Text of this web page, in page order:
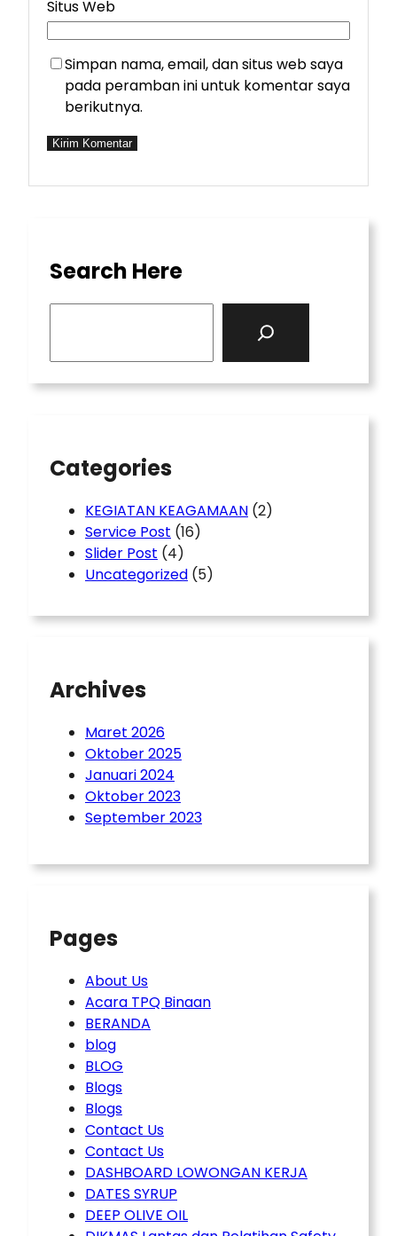
Situs Web
Simpan nama, email, dan situs web saya
pada peramban ini untuk komentar saya
berikutnya.
Search Here
Categories
KEGIATAN KEAGAMAAN (2)
Service Post (16)
Slider Post (4)
Uncategorized (5)
Archives
Maret 2026
Oktober 2025
Januari 2024
Oktober 2023
September 2023
Pages
About Us
Acara TPQ Binaan
BERANDA
blog
BLOG
Blogs
Blogs
Contact Us
Contact Us
DASHBOARD LOWONGAN KERJA
DATES SYRUP
DEEP OLIVE OIL